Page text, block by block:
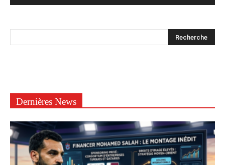
Dernières News